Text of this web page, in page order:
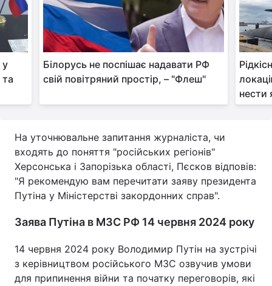
у
Білорусь не поспішає надавати РФ
свій повітряний простір, – "Флеш"
нести
На уточнювальне запитання журналіста, чи
входять до поняття "російських регіонів"
Херсонська і Запорізька області, Пєсков відповів:
"Я рекомендую вам перечитати заяву президента
Путіна у Міністерстві закордонних справ".
Заява Путіна в МЗС РФ 14 червня 2024 року
14 червня 2024 року Володимир Путін на зустрічі
з керівництвом російського МЗС озвучив умови
для припинення війни та початку переговорів, які